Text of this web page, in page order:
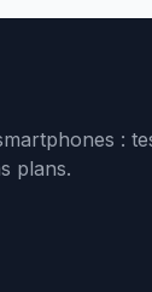
:
plans.